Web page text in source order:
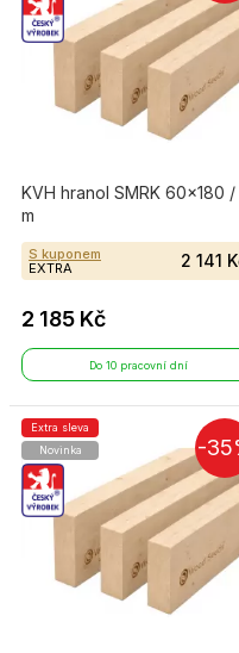
KVH hranol SMRK 60×180 /
m
S kuponem
EXTRA
2 141
2 185 Kč
Do 10 pracovní dní
-
Extra sleva
Novinka